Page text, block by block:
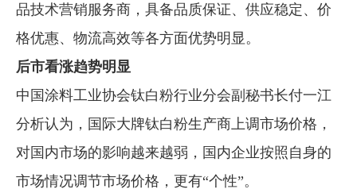
品技术营销服务商，具备品质保证、供应稳定、价
格优惠、物流高效等各方面优势明显。
后市看涨趋势明显
中国涂料工业协会钛白粉行业分会副秘书长付一江
分析认为，国际大牌钛白粉生产商上调市场价格，
对国内市场的影响越来越弱，国内企业按照自身的
市场情况调节市场价格，更有“个性”。